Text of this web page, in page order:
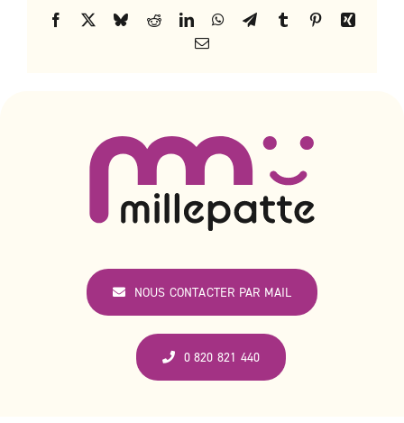
Facebook BlueskyRedditLinkedInWhatsApp
TelegramTumblr PinterestXing
Email
NOUS CONTACTER PAR MAIL
0 820 821 440